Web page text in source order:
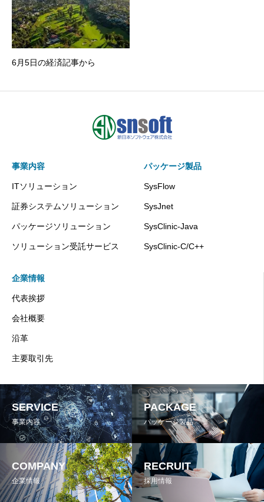
6月5日の経済記事から
事業内容
ITソリューション
証券システムソリューション
パッケージソリューション
ソリューション受託サービス
パッケージ製品
SysFlow
SysJnet
SysClinic-Java
SysClinic-C/C++
企業情報
代表挨拶
会社概要
沿革
主要取引先
SERVICE
事業内容
PACKAGE
パッケージ製品
COMPANY
企業情報
RECRUIT
採用情報